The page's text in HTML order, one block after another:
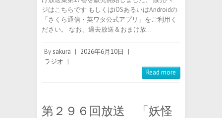
ジはこちらです もしくはiOSあるいはAndroidの
「さくら通信・英ワタ公式アプリ」をご利用く
ださい。 なお、過去放送＆おまけ放…
Bysakura | 2026年6月10日
|
ラジオ |
Read more
第２９６回放送 「妖怪